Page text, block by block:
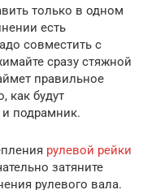
только в одном
есть
совместить с
сразу стяжной
правильное
как будут
и подрамник.
рулевой рейки
затяните
рулевого вала.